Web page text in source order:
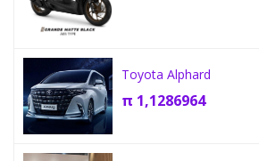
Toyota Alphard
π 1,1286964